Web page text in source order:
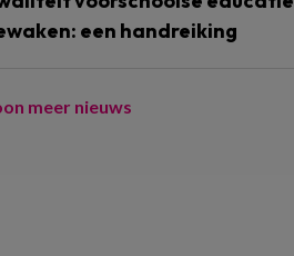
een handreiking
meer nieuws